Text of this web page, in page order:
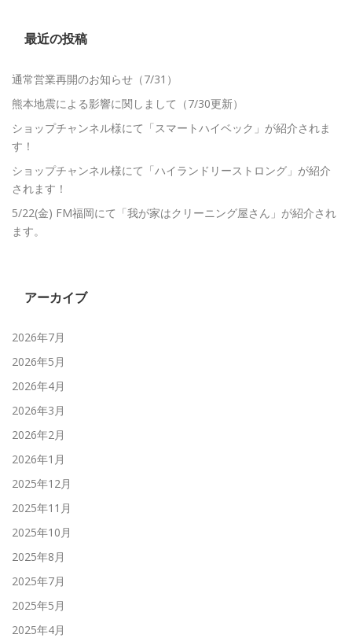
最近の投稿
通常営業再開のお知らせ（7/31）
熊本地震による影響に関しまして（7/30更新）
ショップチャンネル様にて「スマートハイベック」が紹介されま
す！
ショップチャンネル様にて「ハイランドリーストロング」が紹介
されます！
5/22(金) FM福岡にて「我が家はクリーニング屋さん」が紹介され
ます。
アーカイブ
2026年7月
2026年5月
2026年4月
2026年3月
2026年2月
2026年1月
2025年12月
2025年11月
2025年10月
2025年8月
2025年7月
2025年5月
2025年4月